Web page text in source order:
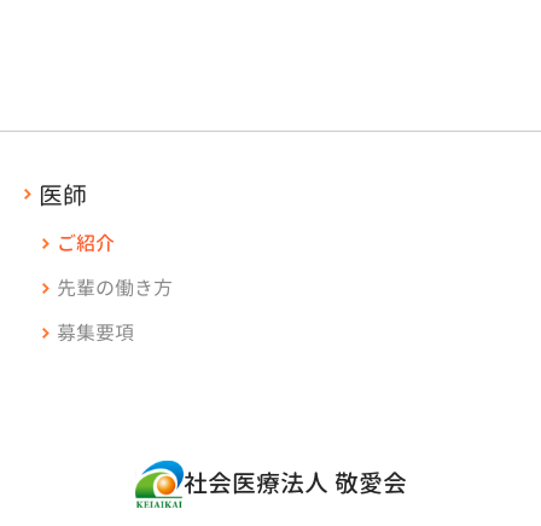
医師
ご紹介
先輩の働き方
募集要項
社会医療法人 敬愛会